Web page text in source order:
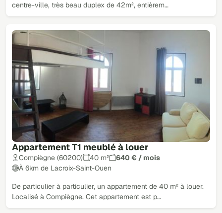
centre-ville, très beau duplex de 42m², entièrem…
Appartement T1 meublé à louer
Compiègne (60200) 40 m²
640 € / mois
À 6km de Lacroix-Saint-Ouen
De particulier à particulier, un appartement de 40 m² à louer.
Localisé à Compiègne. Cet appartement est p…